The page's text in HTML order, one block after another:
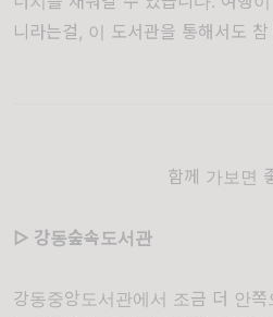
니라는걸, 이 도서관을 통해서도
함께 가보면
▷ 강동숲속도서관
강동중앙도서관에서 조금 더 안